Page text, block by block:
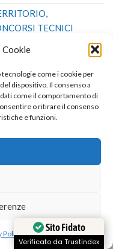
Cookie
come i cookie per
dispositivo. Il consenso a
come il comportamento di
o ritirare il consenso
e funzioni.
Policy
TECNICI
FASCIA ATA:
Generale e
ECM
Sito Fidato
Verificato da Trustindex